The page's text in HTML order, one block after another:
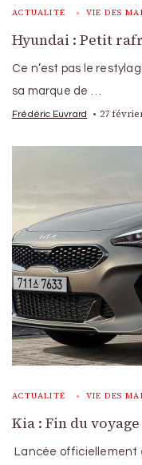
ACTUALITÉ VIE DES
Hyundai : Petit
Ce n’est pas le
sa marque de …
Frédéric Euvrard 27
ACTUALITÉ VIE DES
Kia : Fin du
Lancée officiellement